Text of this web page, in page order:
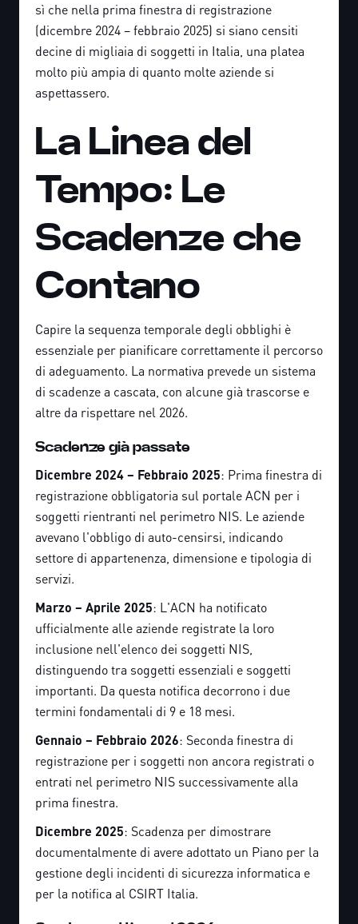
sì che nella prima finestra di registrazione
(dicembre 2024 – febbraio 2025) si siano censiti
decine di migliaia di soggetti in Italia, una platea
molto più ampia di quanto molte aziende si
aspettassero.
La Linea del
Tempo: Le
Scadenze che
Contano
Capire la sequenza temporale degli obblighi è
essenziale per pianificare correttamente il percorso
di adeguamento. La normativa prevede un sistema
di scadenze a cascata, con alcune già trascorse e
altre da rispettare nel 2026.
Scadenze già passate
Dicembre 2024 – Febbraio 2025: Prima finestra di
registrazione obbligatoria sul portale ACN per i
soggetti rientranti nel perimetro NIS. Le aziende
avevano l'obbligo di auto-censirsi, indicando
settore di appartenenza, dimensione e tipologia di
servizi.
Marzo – Aprile 2025: L'ACN ha notificato
ufficialmente alle aziende registrate la loro
inclusione nell'elenco dei soggetti NIS,
distinguendo tra soggetti essenziali e soggetti
importanti. Da questa notifica decorrono i due
termini fondamentali di 9 e 18 mesi.
Gennaio – Febbraio 2026: Seconda finestra di
registrazione per i soggetti non ancora registrati o
entrati nel perimetro NIS successivamente alla
prima finestra.
Dicembre 2025: Scadenza per dimostrare
documentalmente di avere adottato un Piano per la
gestione degli incidenti di sicurezza informatica e
per la notifica al CSIRT Italia.